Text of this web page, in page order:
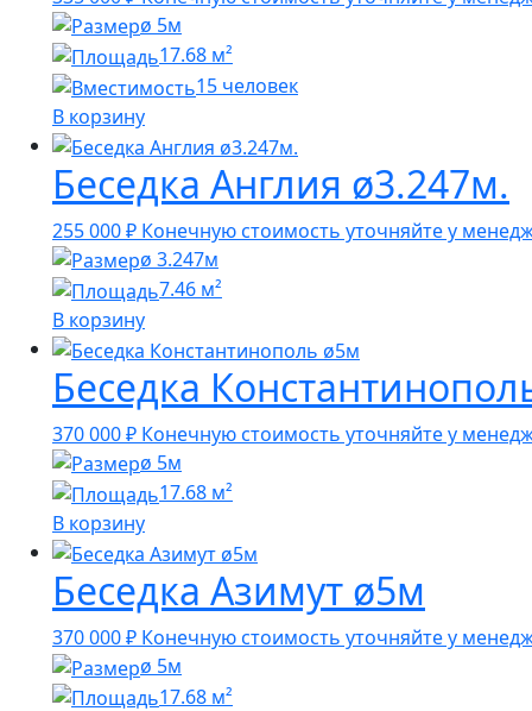
ø 5м
17.68 м²
15 человек
В корзину
Беседка Англия ø3.247м.
255 000₽ Конечную стоимость уточняйте у
ø 3.247м
7.46 м²
В корзину
Беседка
370 000₽ Конечную стоимость уточняйте у
ø 5м
17.68 м²
В корзину
Беседка Азимут ø5м
370 000₽ Конечную стоимость уточняйте у
ø 5м
17.68 м²